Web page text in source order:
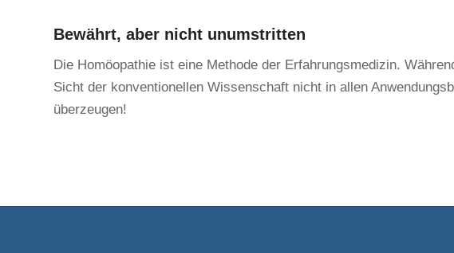
Bewährt, aber nicht unumstritten
Die Homöopathie ist eine Methode der Erfahrungsmedizin.
Sicht der konventionellen Wissenschaft nicht in allen
überzeugen!